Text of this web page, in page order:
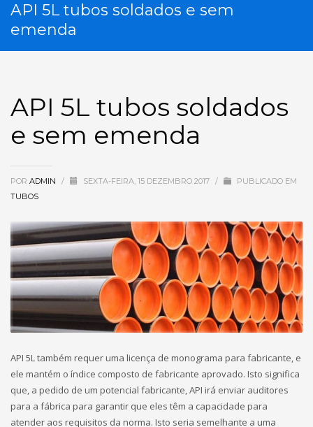
API 5L tubos soldados e sem
emenda
API 5L tubos soldados
e sem emenda
POR ADMIN / SEXTA-FEIRA, 15 DEZEMBRO 2017 /
PUBLICADO EM
TUBOS
API 5L também requer uma licença de monograma para fabricante, e
ele mantém o índice composto de fabricante aprovado. Isto significa
que, a pedido de um potencial fabricante, API irá enviar auditores
para a fábrica para garantir que eles têm a capacidade para
atender aos requisitos da norma. Isto seria semelhante a uma